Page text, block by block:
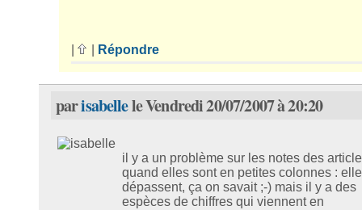
| Répondre
parisabellele Vendredi 20/07/2007 à 20:20
il y a un problème sur les notes des
quand elles sont en petites colonnes :
dépassent, ça on savait ;-) mais il y a des
espèces de chiffres qui viennent en